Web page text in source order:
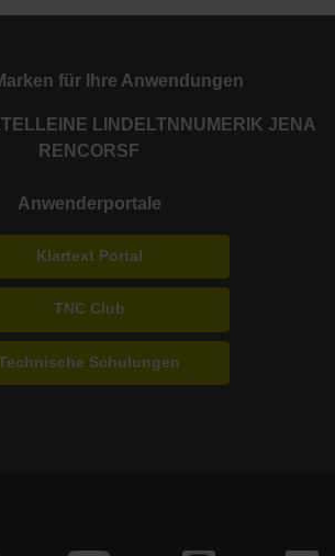
für Ihre Anwendungen
LEINE LINDE LTN NUMERIK JENA
RENCORSF
Anwenderportale
Klartext Portal
TNC Club
Schulungen